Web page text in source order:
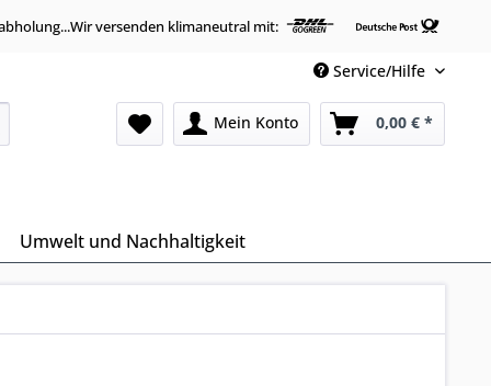
versenden klimaneutral mit:
Service/Hilfe
Mein Konto 0,00 € *
Umwelt und Nachhaltigkeit